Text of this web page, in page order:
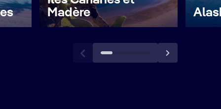
Madère